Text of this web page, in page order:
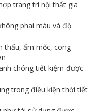
trang trí nội thất gia
phai màu và độ
thấu, ẩm mốc, cong
chóng tiết kiệm được
trong điều kiện thời tiết